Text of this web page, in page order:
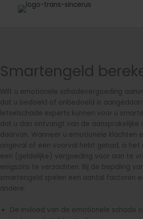
Smartengeld
Wilt u emotionele schadevergoeding
dat u bedoeld of onbedoeld is
letselschade experts kunnen voor u
dat u dan ontvangt van de aansprakelijke
daarvan. Wanneer u emotionele klachten
ongeval of een voorval hebt gehad, is het
een (geldelijke) vergoeding voor aan te
enigszins te verzachten. Bij de bepaling
smartengeld spelen een aantal factoren
andere:
De invloed van de emotionele schade